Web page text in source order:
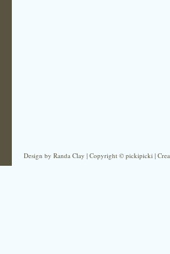
Design by Randa Clay | Copyright © pickipicki |